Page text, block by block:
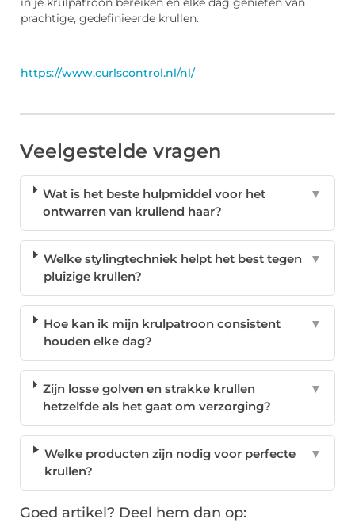
prachtige, gedefinieerde krullen.
https://www.curlscontrol.nl/nl/
Veelgestelde vragen
Wat is het beste hulpmiddel voor het
ontwarren van krullend haar?
▼
Welke stylingtechniek helpt het best tegen
pluizige krullen?
▼
Hoe kan ik mijn krulpatroon consistent
houden elke dag?
▼
Zijn losse golven en strakke krullen
hetzelfde als het gaat om verzorging?
▼
Welke producten zijn nodig voor perfecte
krullen?
▼
Goed artikel? Deel hem dan op: